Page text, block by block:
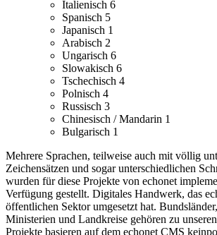
Italienisch 6
Spanisch 5
Japanisch 1
Arabisch 2
Ungarisch 6
Slowakisch 6
Tschechisch 4
Polnisch 4
Russisch 3
Chinesisch / Mandarin 1
Bulgarisch 1
Mehrere Sprachen, teilweise auch mit völlig
Zeichensätzen und sogar unterschiedlichen
wurden für diese Projekte von echonet
Verfügung gestellt. Digitales Handwerk, das
öffentlichen Sektor umgesetzt hat.
Ministerien und Landkreise gehören zu
Projekte basieren auf dem echonet CMS